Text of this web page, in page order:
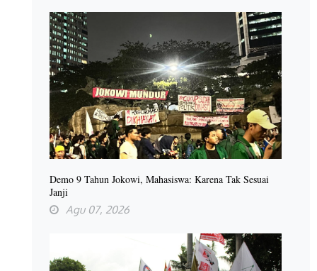
Demo 9 Tahun Jokowi, Mahasiswa: Karena Tak Sesuai
Janji
Agu 07, 2026